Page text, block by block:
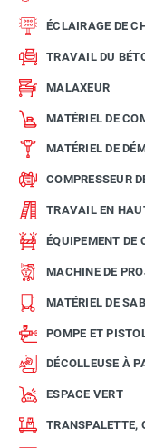
ÉCLAIRAGE DE
TRAVAIL DU
MALAXEUR
MATÉRIEL DE
MATÉRIEL DE
COMPRESSEUR
TRAVAIL EN
ÉQUIPEMENT DE
MACHINE DE
MATÉRIEL DE
POMPE ET
DÉCOLLEUSE À
ESPACE VERT
TRANSPALETTE,